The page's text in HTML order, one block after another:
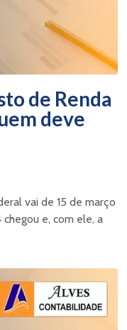
de Renda
deve
vai de 15 de março
e, com ele, a